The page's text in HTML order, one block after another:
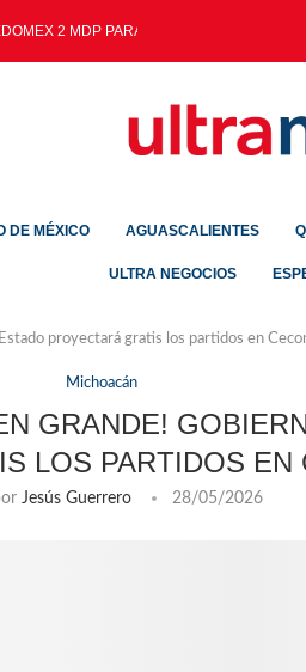
2 MDP PARA MODERNIZACIÓN...
DE MÉXICO AGUASCALIENTES
ULTRA NEGOCIOS
proyectará gratis los partidos en
Michoacán
GRANDE!
LOS PARTIDOS EN
Jesús Guerrero 28/05/2026